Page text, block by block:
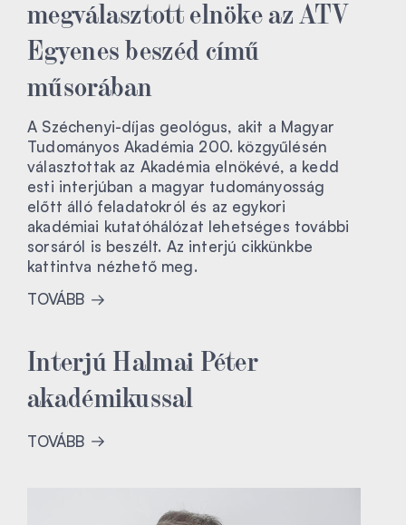
megválasztott elnöke az ATV
Egyenes beszéd című
műsorában
A Széchenyi-díjas geológus, akit a Magyar
Tudományos Akadémia 200. közgyűlésén
választottak az Akadémia elnökévé, a kedd
esti interjúban a magyar tudományosság
előtt álló feladatokról és az egykori
akadémiai kutatóhálózat lehetséges további
sorsáról is beszélt. Az interjú cikkünkbe
kattintva nézhető meg.
TOVÁBB
Interjú Halmai Péter
akadémikussal
TOVÁBB